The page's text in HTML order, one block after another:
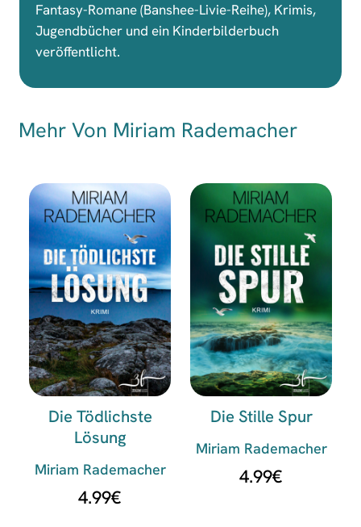
Fantasy-Romane (Banshee-Livie-Reihe), Krimis,
Jugendbücher und ein Kinderbilderbuch
veröffentlicht.
Mehr Von Miriam Rademacher
Die Tödlichste
Lösung
Miriam Rademacher
4.99€
Die Stille Spur
Miriam Rademacher
4.99€